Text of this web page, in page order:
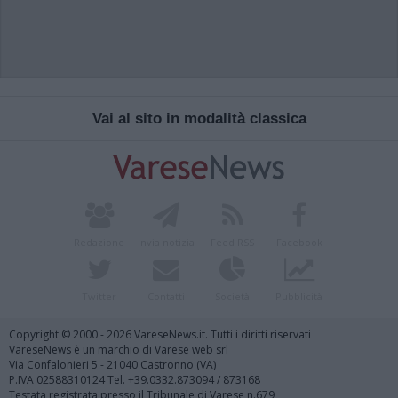
Vai al sito in modalità classica
Copyright © 2000 - 2026 VareseNews.it. Tutti i diritti riservati
VareseNews è un marchio di Varese web srl
Via Confalonieri 5 - 21040 Castronno (VA)
P.IVA 02588310124 Tel. +39.0332.873094 / 873168